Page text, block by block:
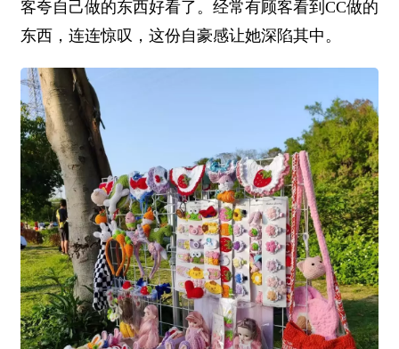
客夸自己做的东西好看了。经常有顾客看到CC做的
东西，连连惊叹，这份自豪感让她深陷其中。